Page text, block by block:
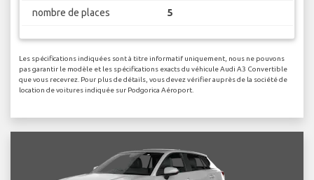
nombre de places 5
Les spécifications indiquées sont à titre informatif uniquement, nous ne pouvons
pas garantir le modèle et les spécifications exacts du véhicule Audi A3 Convertible
que vous recevrez. Pour plus de détails, vous devez vérifier auprès de la société de
location de voitures indiquée sur Podgorica Aéroport.